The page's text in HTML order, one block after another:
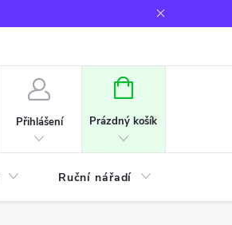
Přihlášení
NÁKUPNÍ
Prázdný košík
Ruční nářadí